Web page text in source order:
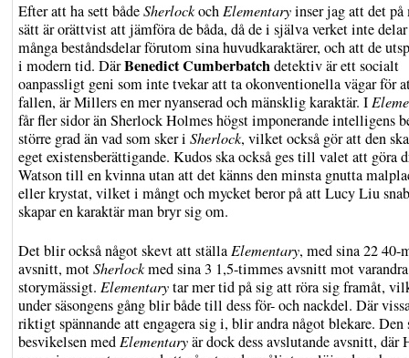
Efter att ha sett bådeSherlockochElementaryinser jag att det på
sätt är orättvist att jämföra de båda, då de i själva verket inte
många beståndsdelar förutom sina huvudkaraktärer, och att de
i modern tid. DärBenedict Cumberbatchdetektiv är ett socialt
oanpassligt geni som inte tvekar att ta okonventionella vägar för
fallen, är Millers en mer nyanserad och mänsklig karaktär. I
får fler sidor än Sherlock Holmes högst imponerande intelligens
större grad än vad som sker i Sherlock, vilket också gör att den
eget existensberättigande. Kudos ska också ges till valet att göra
Watson till en kvinna utan att det känns den minsta gnutta
eller krystat, vilket i mångt och mycket beror på att Lucy Liu
skapar en karaktär man bryr sig om.
Det blir också något skevt att ställaElementary, med sina 22 40-
avsnitt, motSherlockmed sina 3 1,5-timmes avsnitt mot
storymässigt. Elementarytar mer tid på sig att röra sig framåt,
under säsongens gång blir både till dess för- och nackdel. Där
riktigt spännande att engagera sig i, blir andra något blekare. Den
besvikelsen medElementaryär dock dess avslutande avsnitt, där